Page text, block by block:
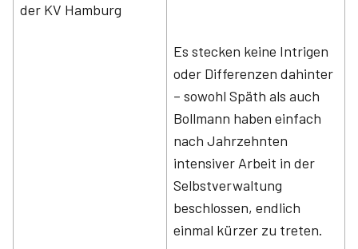
der KV Hamburg
Es stecken keine Intrigen
oder Differenzen dahinter
– sowohl Späth als auch
Bollmann haben einfach
nach Jahrzehnten
intensiver Arbeit in der
Selbstverwaltung
beschlossen, endlich
einmal kürzer zu treten.